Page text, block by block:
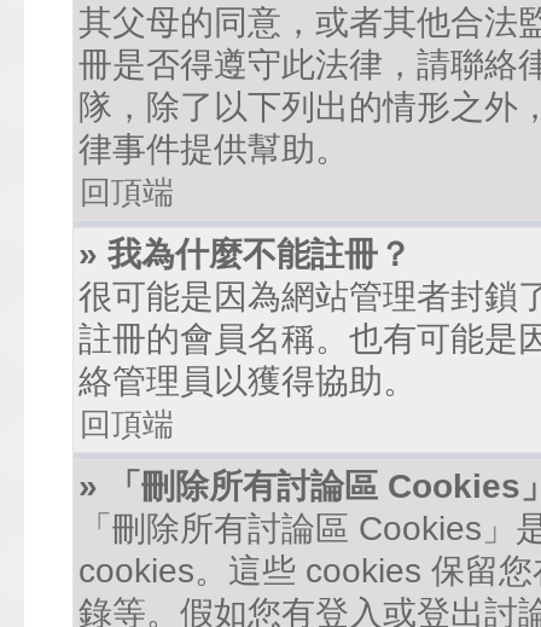
其父母的同意，或者其他合法
冊是否得遵守此法律，請聯絡
隊，除了以下列出的情形之外
律事件提供幫助。
回頂端
» 我為什麼不能註冊？
很可能是因為網站管理者封鎖
註冊的會員名稱。也有可能是
絡管理員以獲得協助。
回頂端
» 「刪除所有討論區 Cookies
「刪除所有討論區 Cookies
cookies。這些 cookies 保留
錄等。假如您有登入或登出討